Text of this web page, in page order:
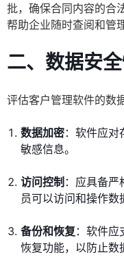
批，确保合同内容的合
帮助企业随时查阅和管
二、数据安
评估客户管理软件的数
数据加密：软件应
敏感信息。
访问控制 ：应具备
员可以访问和操作数
备份和恢复 ：软件应
恢复功能，以防止数